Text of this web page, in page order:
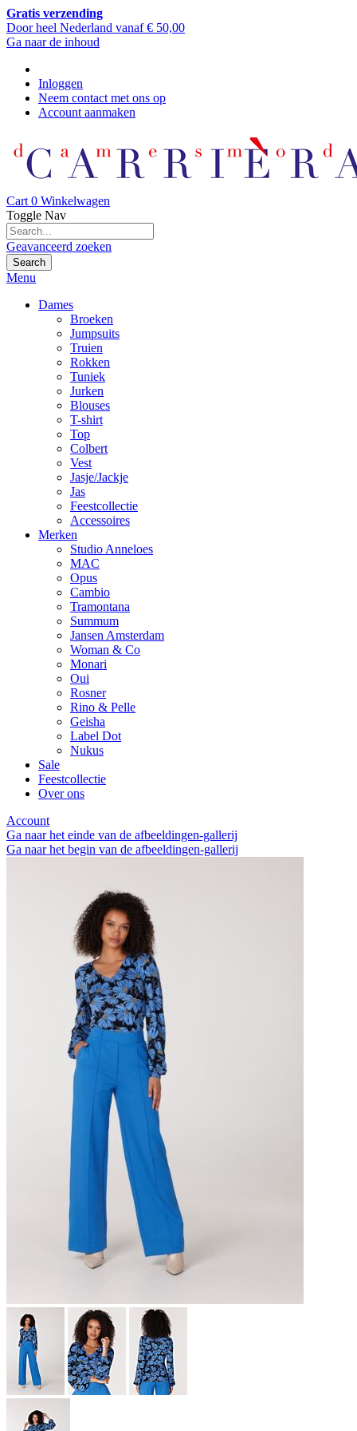
Gratis verzending
Door heel Nederland vanaf € 50,00
Ga naar de inhoud
Inloggen
Neem contact met ons op
Account aanmaken
Cart 0 Winkelwagen
Toggle Nav
Geavanceerd zoeken
Search
Menu
Dames
Broeken
Jumpsuits
Truien
Rokken
Tuniek
Jurken
Blouses
T-shirt
Top
Colbert
Vest
Jasje/Jackje
Jas
Feestcollectie
Accessoires
Merken
Studio Anneloes
MAC
Opus
Cambio
Tramontana
Summum
Jansen Amsterdam
Woman & Co
Monari
Oui
Rosner
Rino & Pelle
Geisha
Label Dot
Nukus
Sale
Feestcollectie
Over ons
Account
Ga naar het einde van de afbeeldingen-gallerij
Ga naar het begin van de afbeeldingen-gallerij